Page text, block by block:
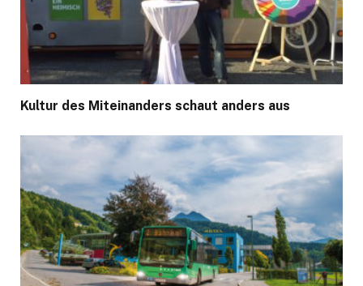
Kultur des Miteinanders schaut anders aus